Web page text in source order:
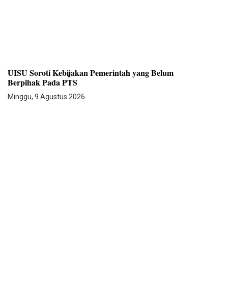
UISU Soroti Kebijakan Pemerintah yang Belum
Berpihak Pada PTS
Minggu, 9 Agustus 2026